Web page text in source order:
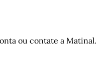
ou contate a Matinal.